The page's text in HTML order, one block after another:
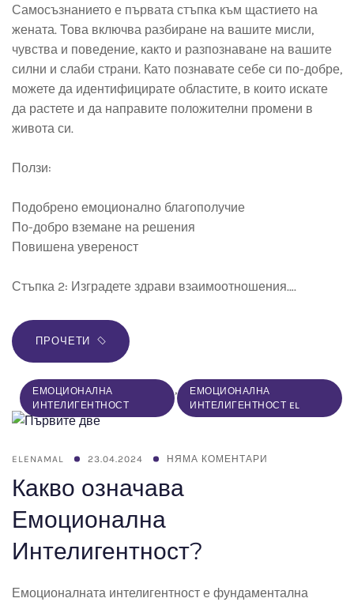
Самосъзнанието е първата стъпка към щастието на
жената. Това включва разбиране на вашите мисли,
чувства и поведение, както и разпознаване на вашите
силни и слаби страни. Като познавате себе си по-добре,
можете да идентифицирате областите, в които искате
да растете и да направите положителни промени в
живота си.
Ползи:
Подобрено емоционално благополучие
По-добро вземане на решения
Повишена увереност
Стъпка 2: Изградете здрави взаимоотношения….
ПРОЧЕТИ
ЕМОЦИОНАЛНА
ИНТЕЛИГЕНТНОСТ
,
ЕМОЦИОНАЛНА
ИНТЕЛИГЕНТНОСТ EL
ELENAMAL 23.04.2024 НЯМА КОМЕНТАРИ
Какво означава
Емоционална
Интелигентност?
Емоционалната интелигентност е фундаментална